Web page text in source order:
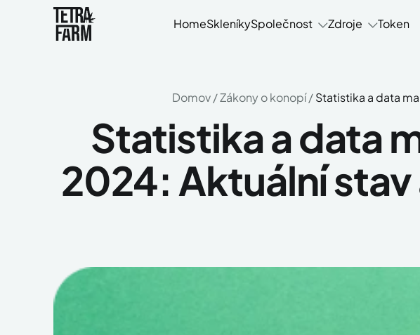
HomeSkleníkySpolečnost Zdroje Token
Domov/Zákony o konopí/Statistika a data
Statistika a data
2024: Aktuální